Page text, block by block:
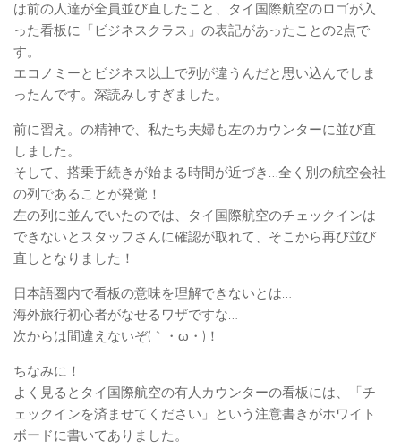
は前の人達が全員並び直したこと、タイ国際航空のロゴが入
った看板に「ビジネスクラス」の表記があったことの2点で
す。
エコノミーとビジネス以上で列が違うんだと思い込んでしま
ったんです。深読みしすぎました。
前に習え。の精神で、私たち夫婦も左のカウンターに並び直
しました。
そして、搭乗手続きが始まる時間が近づき…全く別の航空会社
の列であることが発覚！
左の列に並んでいたのでは、タイ国際航空のチェックインは
できないとスタッフさんに確認が取れて、そこから再び並び
直しとなりました！
日本語圏内で看板の意味を理解できないとは…
海外旅行初心者がなせるワザですな…
次からは間違えないぞ(｀・ω・)！
ちなみに！
よく見るとタイ国際航空の有人カウンターの看板には、「チ
ェックインを済ませてください」という注意書きがホワイト
ボードに書いてありました。